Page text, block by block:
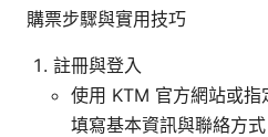
購票步驟與實用技巧
註冊與登入
使用 KTM 官方網站或指
填寫基本資訊與聯絡方式